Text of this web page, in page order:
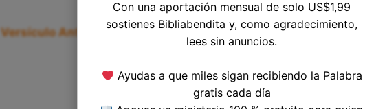
Versículo Anterior|Versículo Siguiente
Con una aportación mensual de solo US$1,99
sostienes Bibliabendita y, como agradecimiento,
lees sin anuncios.
Ayudas a que miles sigan recibiendo la Palabra
gratis cada día